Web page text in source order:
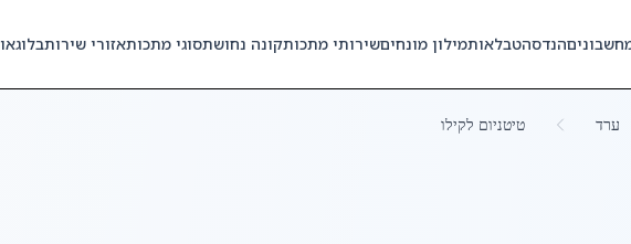
הנדסהטבלאותמילון מונחיםשירותי מתכותקונה נחושתסוגי מתכותאזורי שירותבלוג
ערד טיטניום לקילו